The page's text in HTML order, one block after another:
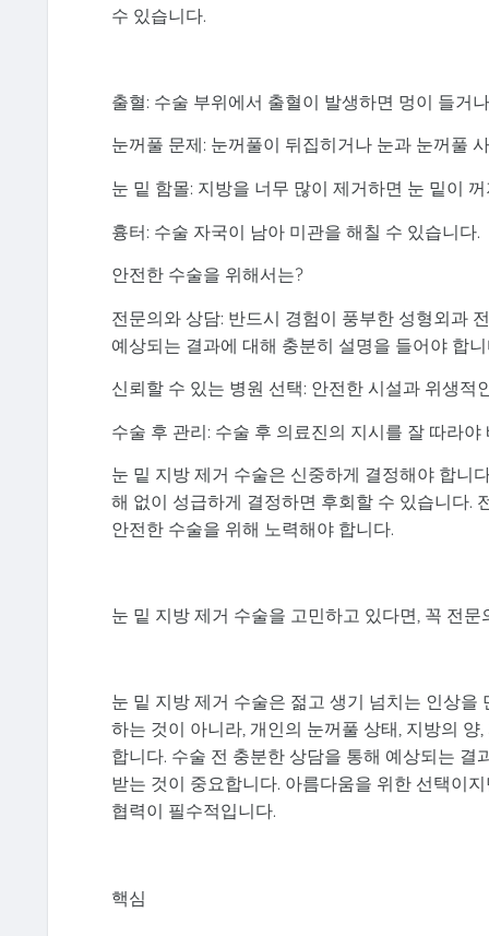
수 있습니다.
출혈: 수술 부위에서 출혈이 발생하면 멍이 들거
눈꺼풀 문제: 눈꺼풀이 뒤집히거나 눈과 눈꺼풀
눈 밑 함몰: 지방을 너무 많이 제거하면 눈 밑이
흉터: 수술 자국이 남아 미관을 해칠 수 있습니다.
안전한 수술을 위해서는?
전문의와 상담: 반드시 경험이 풍부한 성형외과
예상되는 결과에 대해 충분히 설명을 들어야 합니
신뢰할 수 있는 병원 선택: 안전한 시설과 위생
수술 후 관리: 수술 후 의료진의 지시를 잘 따라
눈 밑 지방 제거 수술은 신중하게 결정해야 합니
해 없이 성급하게 결정하면 후회할 수 있습니다.
안전한 수술을 위해 노력해야 합니다.
눈 밑 지방 제거 수술을 고민하고 있다면, 꼭 전문
눈 밑 지방 제거 수술은 젊고 생기 넘치는 인상
하는 것이 아니라, 개인의 눈꺼풀 상태, 지방의
합니다. 수술 전 충분한 상담을 통해 예상되는
받는 것이 중요합니다. 아름다움을 위한 선택이
협력이 필수적입니다.
핵심